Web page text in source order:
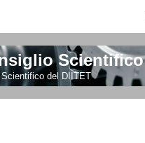
Scientifico
del DIITET